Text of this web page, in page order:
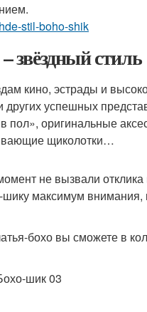
stil-boho-shik
звёздный стиль
кино, эстрады и
успешных
пол», оригинальные
щиколотки…
не вызвали
максимум внимания,
бохо вы сможете в